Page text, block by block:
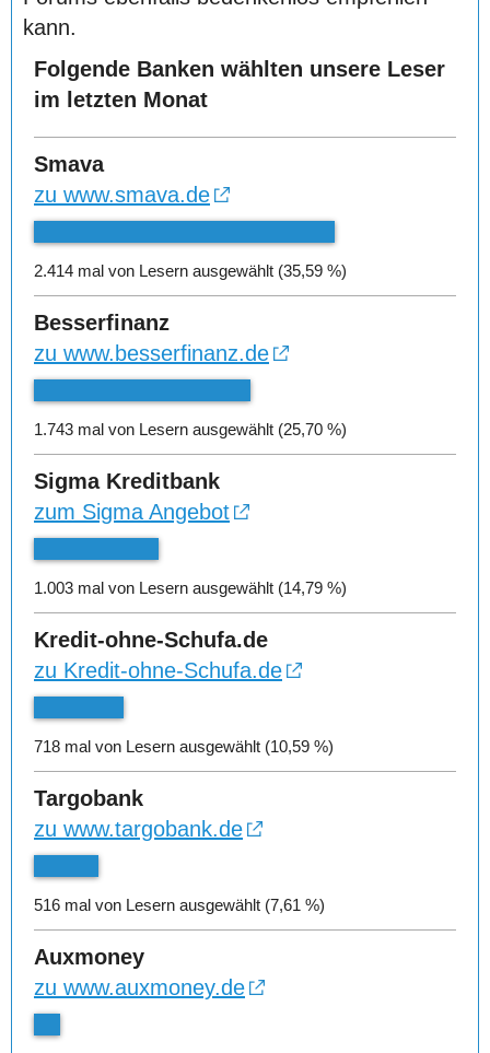
kann.
Folgende Banken wählten unsere Leser
im letzten Monat
Smava
zu www.smava.de
2.414 mal von Lesern ausgewählt (35,59 %)
Besserfinanz
zu www.besserfinanz.de
1.743 mal von Lesern ausgewählt (25,70 %)
Sigma Kreditbank
zum Sigma Angebot
1.003 mal von Lesern ausgewählt (14,79 %)
Kredit-ohne-Schufa.de
zu Kredit-ohne-Schufa.de
718 mal von Lesern ausgewählt (10,59 %)
Targobank
zu www.targobank.de
516 mal von Lesern ausgewählt (7,61 %)
Auxmoney
zu www.auxmoney.de